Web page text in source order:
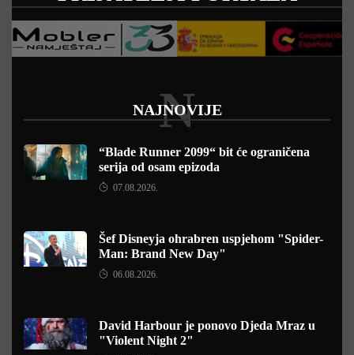
NAJNOVIJE
N
“Blade Runner 2099“ bit će ograničena
serija od osam epizoda
07.08.2026.
Šef Disneyja ohrabren uspjehom "Spider-
Man: Brand New Day"
06.08.2026.
David Harbour je ponovo Djeda Mraz u
"Violent Night 2"